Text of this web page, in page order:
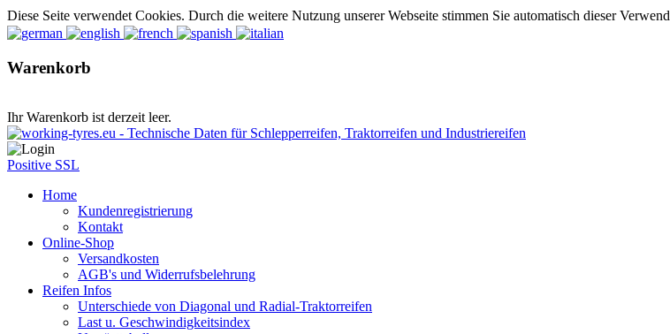
Diese Seite verwendet Cookies. Durch die weitere Nutzung unserer Webseite stimmen Sie automatisch dieser
Warenkorb
Ihr Warenkorb ist derzeit leer.
Positive SSL
Home
Kundenregistrierung
Kontakt
Online-Shop
Versandkosten
AGB's und Widerrufsbelehrung
Reifen Infos
Unterschiede von Diagonal und Radial-Traktorreifen
Last u. Geschwindigkeitsindex